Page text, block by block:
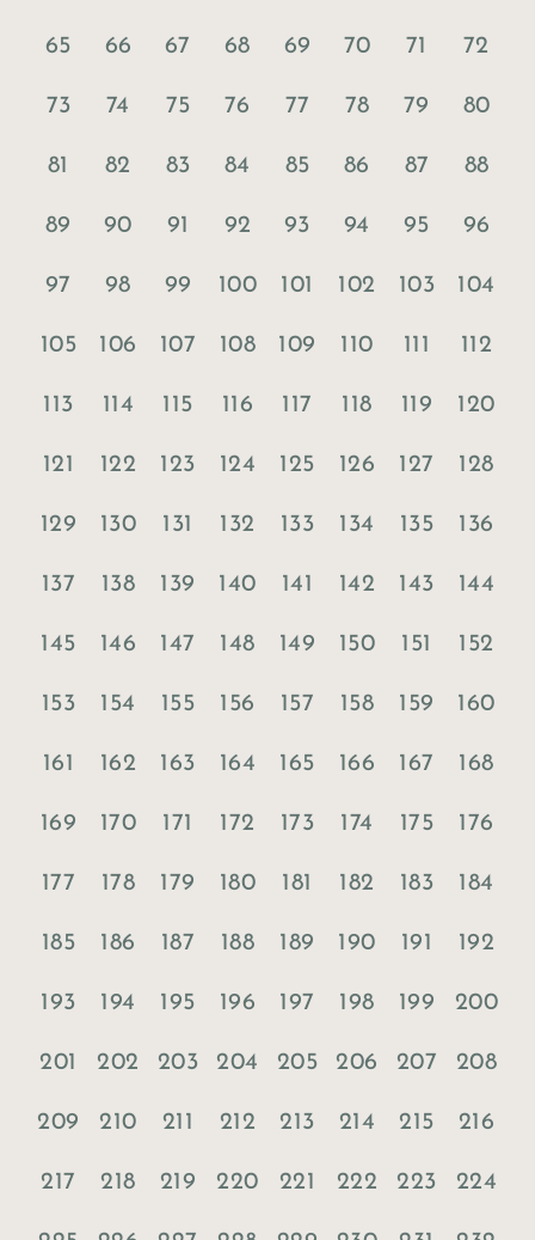
65 66 67 68 69 70 71 72
73 74 75 76 77 78 79 80
81 82 83 84 85 86 87 88
89 90 91 92 93 94 95 96
97 98 99 100 101 102 103 104
105 106 107 108 109 110 111 112
113 114 115 116 117 118 119 120
121 122 123 124 125 126 127 128
129 130 131 132 133 134 135 136
137 138 139 140 141 142 143 144
145 146 147 148 149 150 151 152
153 154 155 156 157 158 159 160
161 162 163 164 165 166 167 168
169 170 171 172 173 174 175 176
177 178 179 180 181 182 183 184
185 186 187 188 189 190 191 192
193 194 195 196 197 198 199 200
201 202 203 204 205 206 207 208
209 210 211 212 213 214 215 216
217 218 219 220 221 222 223 224